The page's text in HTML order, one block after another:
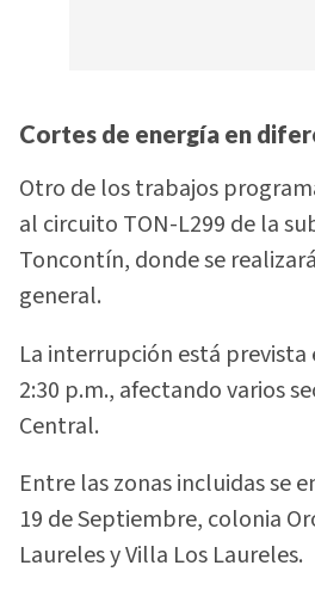
Cortes de energía en
Otro de los trabajos
al circuito TON-L299 de la
Toncontín, donde se
general.
La interrupción está prevista
2:30 p.m., afectando varios
Central.
Entre las zonas incluidas se
19 de Septiembre, colonia
Laureles y Villa Los Laureles.